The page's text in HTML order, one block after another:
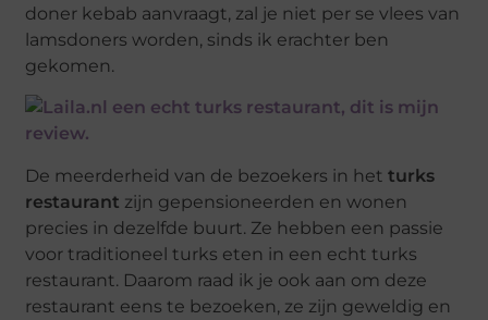
doner kebab aanvraagt, zal je niet per se vlees van
lamsdoners worden, sinds ik erachter ben
gekomen.
De meerderheid van de bezoekers in hetturks
restaurant zijn gepensioneerden en wonen
precies in dezelfde buurt. Ze hebben een passie
voor traditioneel turks eten in een echt turks
restaurant. Daarom raad ik je ook aan om deze
restaurant eens te bezoeken, ze zijn geweldig en